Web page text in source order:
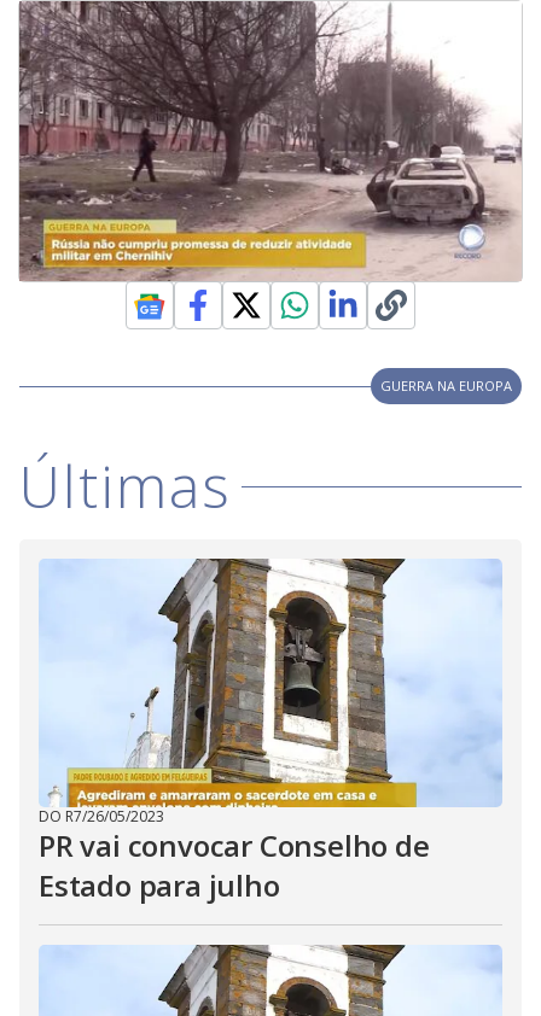
GUERRA NA EUROPA
Últimas
DO R7/26/05/2023
PR vai convocar Conselho de
Estado para julho